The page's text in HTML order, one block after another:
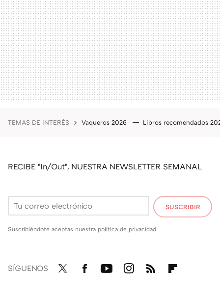
TEMAS DE INTERÉS Vaqueros 2026 Libros recomendados
RECIBE "In/Out", NUESTRA NEWSLETTER SEMANAL
SUSCRIBIR
Suscribiéndote aceptas nuestra política de privacidad
SÍGUENOS